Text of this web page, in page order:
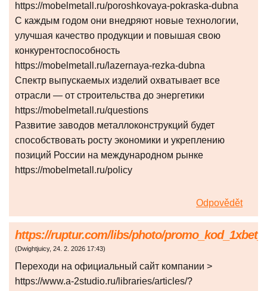
https://mobelmetall.ru/poroshkovaya-pokraska-dubna
С каждым годом они внедряют новые технологии,
улучшая качество продукции и повышая свою
конкурентоспособность
https://mobelmetall.ru/lazernaya-rezka-dubna
Спектр выпускаемых изделий охватывает все
отрасли — от строительства до энергетики
https://mobelmetall.ru/questions
Развитие заводов металлоконструкций будет
способствовать росту экономики и укреплению
позиций России на международном рынке
https://mobelmetall.ru/policy
Odpovědět
https://ruptur.com/libs/photo/
(Dwightjuicy, 24. 2. 2026 17:43)
Переходи на официальный сайт компании >
https://www.a-2studio.ru/libraries/articles/?